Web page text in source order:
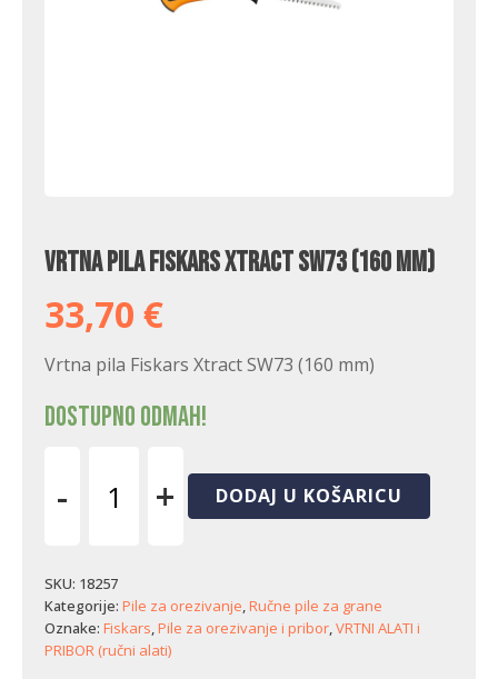
Vrtna pila Fiskars Xtract SW73 (160 mm)
33,70 €
Vrtna pila Fiskars Xtract SW73 (160 mm)
Dostupno odmah!
-
Xtract
SW73
(160
mm)
+ DODAJ U KOŠARICU
SKU: 18257
Kategorije: Pile za orezivanje,Ručne pile za grane
Oznake: Fiskars,Pile za orezivanje i pribor,VRTNI ALATI i
PRIBOR (ručni alati)